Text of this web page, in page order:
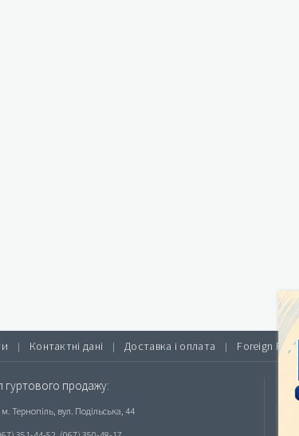
| Контактні дані | Доставка і оплата | Foreign
гуртового продажу:
Тернопіль, вул. Подільська, 44